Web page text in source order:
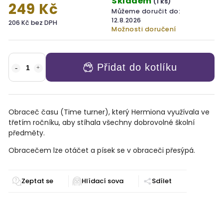
249 Kč
206 Kč bez DPH
Můžeme doručit do:
12.8.2026
Možnosti doručení
Přidat do kotlíku
Obraceč času (Time turner), který Hermiona využívala ve
třetím ročníku, aby stíhala všechny dobrovolné školní
předměty.
Obracečem lze otáčet a písek se v obraceči přesýpá.
Zeptat se Sdílet